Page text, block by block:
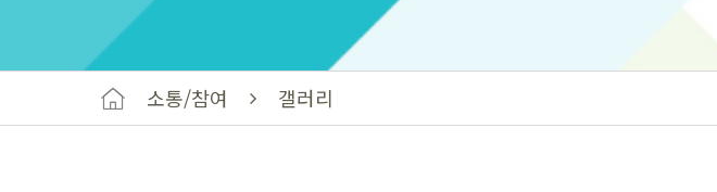
소통/참여 갤러리